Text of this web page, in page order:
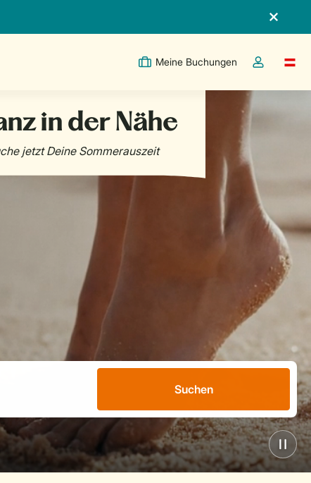
Meine Buchungen
Dropdown-
Suchen